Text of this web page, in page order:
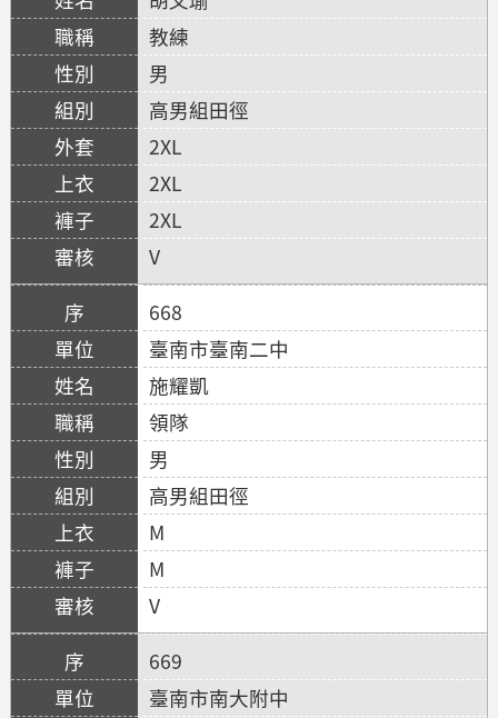
教練
男
高男組田徑
2XL
2XL
2XL
V
668
臺南市臺南二中
施耀凱
領隊
男
高男組田徑
M
M
V
669
臺南市南大附中